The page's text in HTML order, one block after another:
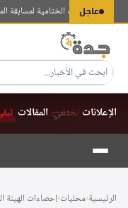
عاجل
التصفيات الختامية لمسابقة الملك عبد
الإعلانات تختفي.المقالات
التجاوز
المحتوى
الرئيسية›محليات›إحصاءات الهيئة